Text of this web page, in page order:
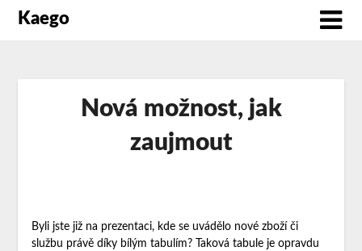
Kaego
Nová možnost, jak
zaujmout
Byli jste již na prezentaci, kde se uvádělo nové zboží či
službu právě díky bílým tabulím? Taková tabule je opravdu